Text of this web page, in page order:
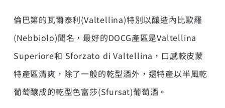
倫巴第的瓦爾泰利(Valtellina)特別以釀造內比歐羅
(Nebbiolo)聞名，最好的DOCG產區是Valtellina
Superiore和 Sforzato di Valtellina，口感較皮蒙
特產區清爽，除了一般的乾型酒外，還特產以半風乾
葡萄釀成的乾型色富莎(Sfursat)葡萄酒。